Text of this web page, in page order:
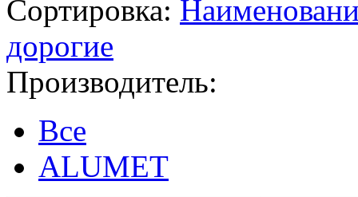
Сортировка:
дорогие
Производитель:
Все
ALUMET